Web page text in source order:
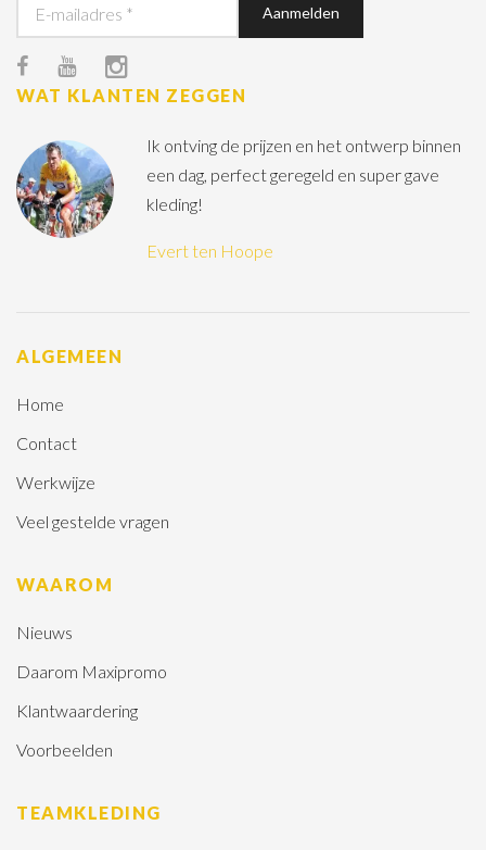
WAT KLANTEN ZEGGEN
Ik ontving de prijzen en het ontwerp binnen
een dag, perfect geregeld en super gave
kleding!
Evert ten Hoope
ALGEMEEN
Home
Contact
Werkwijze
Veel gestelde vragen
WAAROM
Nieuws
Daarom Maxipromo
Klantwaardering
Voorbeelden
TEAMKLEDING